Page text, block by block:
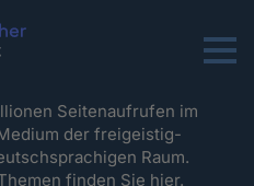
Menu
Seitenaufrufen im
der freigeistig-
Raum.
finden Sie hier.